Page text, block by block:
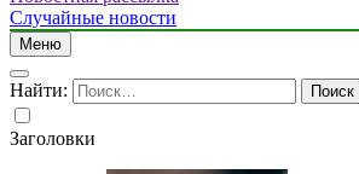
Случайные новости
Меню
Найти:
Заголовки